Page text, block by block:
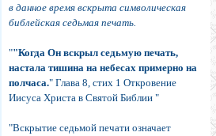
в данное время вскрыта символическая
библейская седьмая печать.
""Когда Он вскрыл седьмую печать,
настала тишина на небесах примерно на
полчаса." Глава 8, стих 1 Откровение
Иисуса Христа в Святой Библии "
"Вскрытие седьмой печати означает